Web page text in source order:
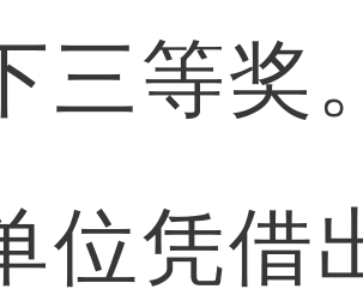
三等奖
位凭借